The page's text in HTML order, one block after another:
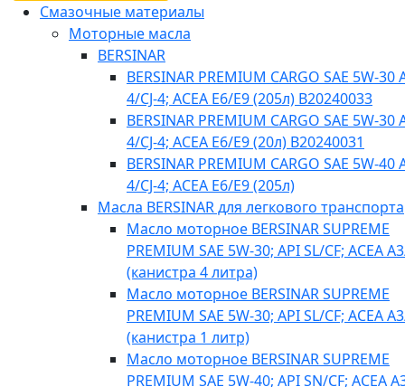
Смазочные материалы
Моторные масла
BERSINAR
BERSINAR PREMIUM CARGO SAE 5W-30
4/CJ-4; ACEA E6/E9 (205л) B20240033
BERSINAR PREMIUM CARGO SAE 5W-30
4/CJ-4; ACEA E6/E9 (20л) B20240031
BERSINAR PREMIUM CARGO SAE 5W-40
4/CJ-4; ACEA E6/E9 (205л)
Масла BERSINAR для легкового транспорта
Масло моторное BERSINAR SUPREME
PREMIUM SAE 5W-30; API SL/CF; ACEA
(канистра 4 литра)
Масло моторное BERSINAR SUPREME
PREMIUM SAE 5W-30; API SL/CF; ACEA
(канистра 1 литр)
Масло моторное BERSINAR SUPREME
PREMIUM SAE 5W-40; API SN/CF; ACEA